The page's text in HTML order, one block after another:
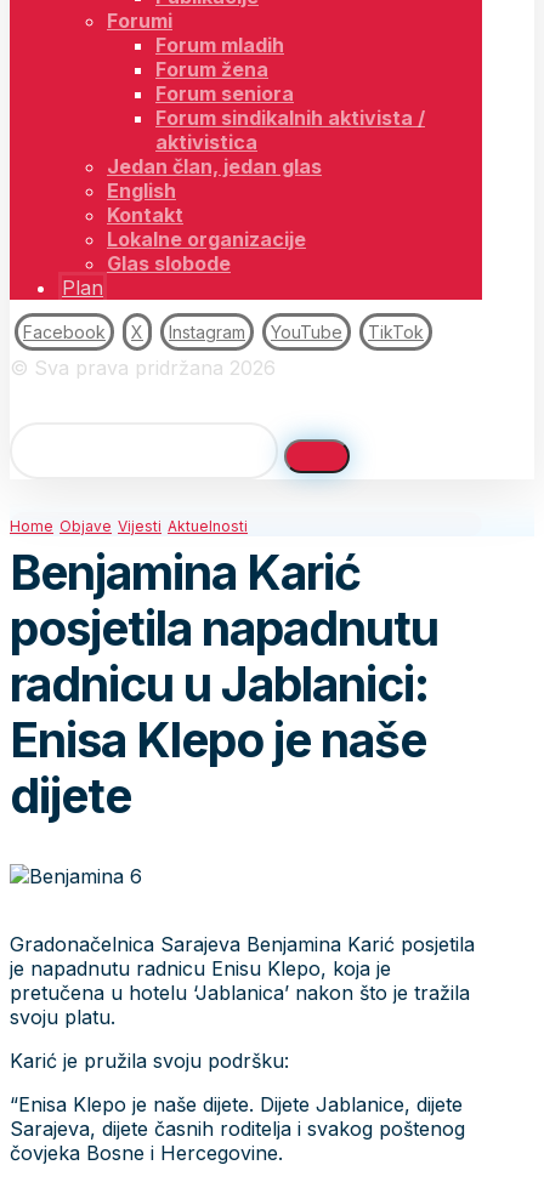
Forumi
Forum mladih
Forum žena
Forum seniora
Forum sindikalnih aktivista /
aktivistica
Jedan član, jedan glas
English
Kontakt
Lokalne organizacije
Glas slobode
Plan
Facebook X Instagram YouTube TikTok
© Sva prava pridržana 2026
Home Objave Vijesti Aktuelnosti
Benjamina Karić
posjetila napadnutu
radnicu u Jablanici:
Enisa Klepo je naše
dijete
Gradonačelnica Sarajeva Benjamina Karić posjetila
je napadnutu radnicu Enisu Klepo, koja je
pretučena u hotelu ‘Jablanica’ nakon što je tražila
svoju platu.
Karić je pružila svoju podršku:
“Enisa Klepo je naše dijete. Dijete Jablanice, dijete
Sarajeva, dijete časnih roditelja i svakog poštenog
čovjeka Bosne i Hercegovine.